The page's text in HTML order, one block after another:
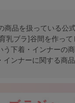
品を扱っている公
乳ブラ]谷間を作っ
う下着・インナーの
インナーに関する商